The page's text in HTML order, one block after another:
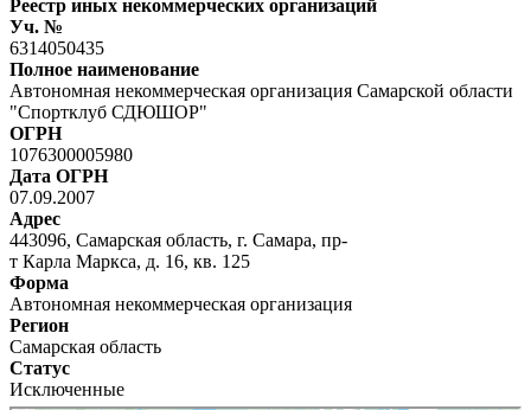
Реестр иных некоммерческих организаций
Уч. №
6314050435
Полное наименование
Автономная некоммерческая организация Самарской области
"Спортклуб СДЮШОР"
ОГРН
1076300005980
Дата ОГРН
07.09.2007
Адрес
443096, Самарская область, г. Самара, пр-
т Карла Маркса, д. 16, кв. 125
Форма
Автономная некоммерческая организация
Регион
Самарская область
Статус
Исключенные